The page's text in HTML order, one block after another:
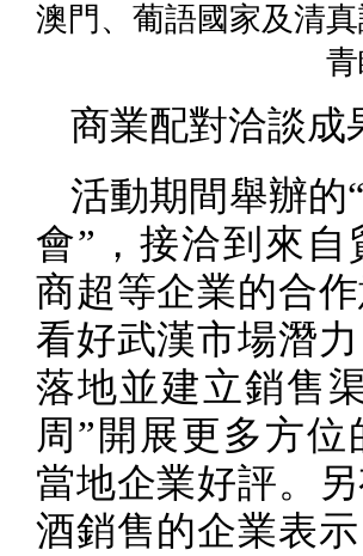
澳門、葡語國家及清
商業配對洽談成
活動期間舉辦的
會”，接洽到來
商超等企業的合
看好武漢市場潛
落地並建立銷售
周”開展更多方
當地企業好評。
酒銷售的企業表